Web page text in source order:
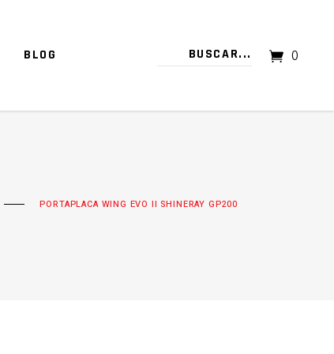
BLOG 0
TU CARRITO ESTÁ VACÍO.
PORTAPLACA WING EVO II SHINERAY GP200